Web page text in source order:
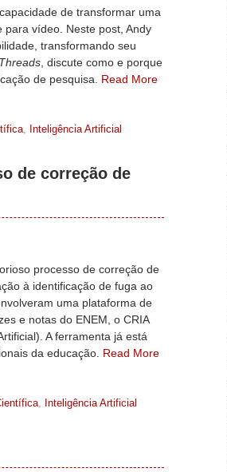
de transformar uma
vídeo. Neste post, Andy
transformando seu
, discute como e porque
de pesquisa. Read More
, Inteligência Artificial
de correção de
processo de correção de
à identificação de fuga ao
uma plataforma de
e notas do ENEM, o CRIA
A ferramenta já está
da educação. Read More
, Inteligência Artificial